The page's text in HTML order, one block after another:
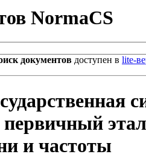
NormaCS
документов доступен в lite-
и частоты